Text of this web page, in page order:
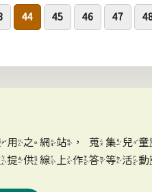
44 45 46 47
用之網站，蒐集兒
提供線上作答等活